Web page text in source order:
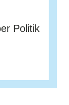
Politik